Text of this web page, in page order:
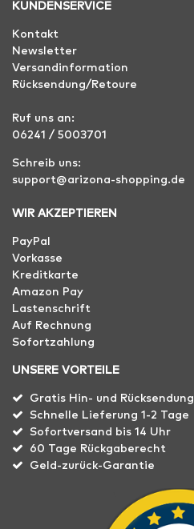
KUNDENSERVICE
Kontakt
Newsletter
Versandinformation
Rücksendung/Retoure
Ruf uns an:
06241 / 5003701
Schreib uns:
support@arizona-shopping.de
WIR AKZEPTIEREN
PayPal
Vorkasse
Kreditkarte
Amazon Pay
Lastenschrift
Auf Rechnung
Sofortzahlung
UNSERE VORTEILE
Gratis Hin- und Rücksendung
Schnelle Lieferung 1-2 Tage
Sofortversand bis 14 Uhr
60 Tage Rückgaberecht
Geld-zurück-Garantie